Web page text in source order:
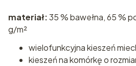
materiał:35 % bawełna, 65 %
g/m²
wielofunkcyjna kieszeń
kieszeń na komórkę o